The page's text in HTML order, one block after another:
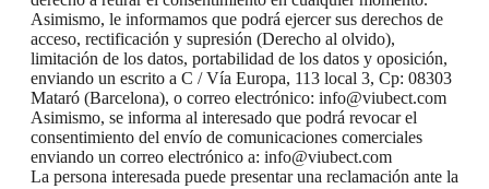
Asimismo, le informamos que podrá ejercer sus derechos de
acceso, rectificación y supresión (Derecho al olvido),
limitación de los datos, portabilidad de los datos y oposición,
enviando un escrito a C / Vía Europa, 113 local 3, Cp: 08303
Mataró (Barcelona), o correo electrónico: info@viubect.com
Asimismo, se informa al interesado que podrá revocar el
consentimiento del envío de comunicaciones comerciales
enviando un correo electrónico a: info@viubect.com
La persona interesada puede presentar una reclamación ante la